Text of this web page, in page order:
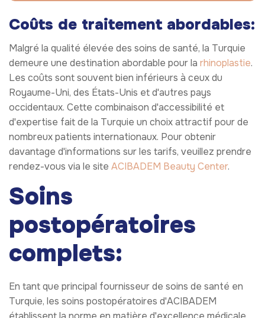
Coûts de traitement abordables:
Malgré la qualité élevée des soins de santé, la Turquie
demeure une destination abordable pour la rhinoplastie.
Les coûts sont souvent bien inférieurs à ceux du
Royaume-Uni, des États-Unis et d'autres pays
occidentaux. Cette combinaison d'accessibilité et
d'expertise fait de la Turquie un choix attractif pour de
nombreux patients internationaux. Pour obtenir
davantage d'informations sur les tarifs, veuillez prendre
rendez-vous via le site ACIBADEM Beauty Center.
Soins
postopératoires
complets:
En tant que principal fournisseur de soins de santé en
Turquie, les soins postopératoires d'ACIBADEM